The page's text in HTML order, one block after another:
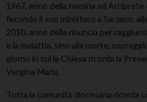
1967, anno della nomina ad
fecondo il suo ministero a Sarzano,
2010, anno della rinuncia per
e la malattia, sino alla morte,
giorno in cui la Chiesa ricorda la
Vergine Maria.
Tutta la comunità diocesana ricorda